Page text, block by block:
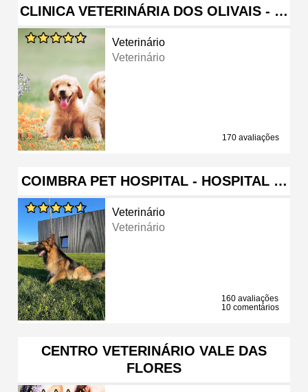
CLINICA VETERINÁRIA DOS OLIVAIS - …
Veterinário
Veterinário
170 avaliações
COIMBRA PET HOSPITAL - HOSPITAL …
Veterinário
Veterinário
160 avaliações
10 comentários
CENTRO VETERINÁRIO VALE DAS
FLORES